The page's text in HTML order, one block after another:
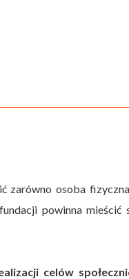
zarówno osoba
powinna mieścić
celów